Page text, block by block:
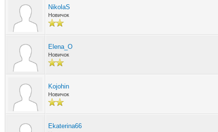
NikolaS
Новичок
Elena_O
Новичок
Kojohin
Новичок
Ekaterina66